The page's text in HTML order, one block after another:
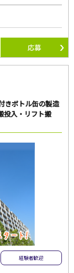
応募
きボトル缶の製造
投入・リフト搬
経験者歓迎